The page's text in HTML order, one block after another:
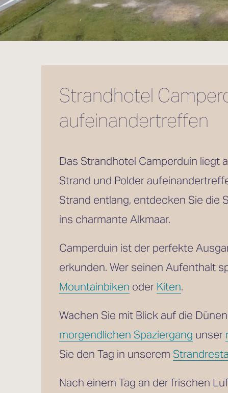
Strandhotel
aufeinandertreffen
Das Strandhotel Camperduin liegt
Strand und Polder
Strand entlang, entdecken Sie die
ins charmante Alkmaar.
Camperduin ist der perfekte
erkunden. Wer seinen Aufenthalt
Mountainbiken oder Kiten.
morgendlichen Spaziergang unser
Sie den Tag in unserem
Nach einem Tag an der frischen